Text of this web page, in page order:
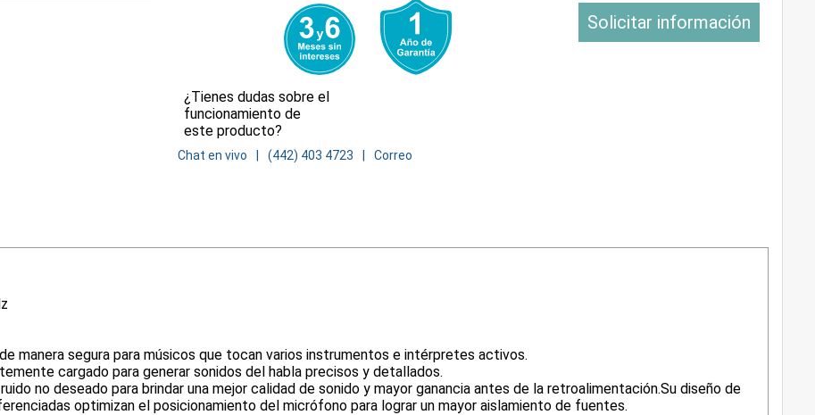
¿Tienes dudas sobre el
funcionamiento de
este producto?
Chat en vivo (442) 403 4723 Correo
Solicitar información
manera segura para músicos que tocan varios instrumentos e intérpretes activos.
cargado para generar sonidos del habla precisos y detallados.
no deseado para brindar una mejor calidad de sonido y mayor ganancia antes de la retroalimentación.Su diseño de
optimizan el posicionamiento del micrófono para lograr un mayor aislamiento de fuentes.